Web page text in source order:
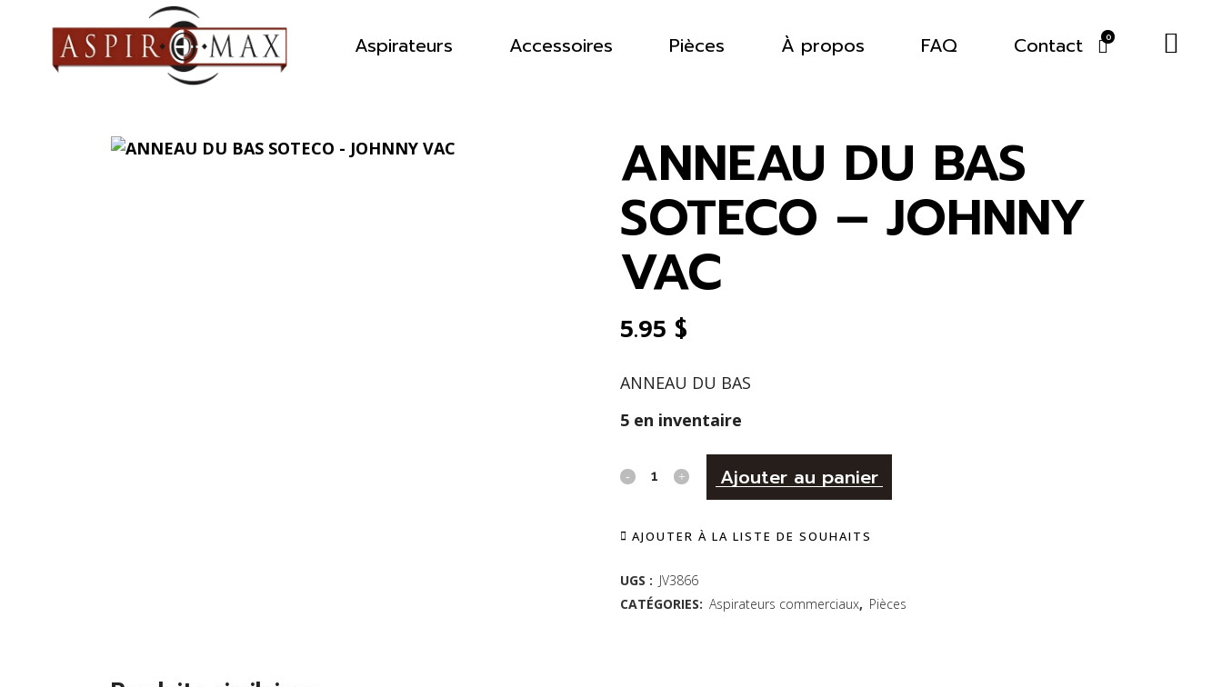
0
Aspirateurs Accessoires Pièces À propos FAQ Contact
ANNEAU DU BAS
SOTECO – JOHNNY
VAC
5.95 $
ANNEAU DU BAS
5 en inventaire
ANNEAU
BAS
SOTECO
-
Ajouter au panier
AJOUTER À LA LISTE DE SOUHAITS
UGS : JV3866
CATÉGORIES: Aspirateurs commerciaux, Pièces